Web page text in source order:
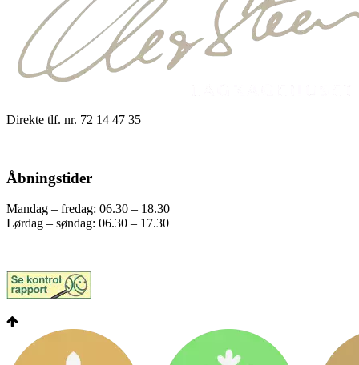
Direkte tlf. nr. 72 14 47 35
Åbningstider
Mandag – fredag: 06.30 – 18.30
Lørdag – søndag: 06.30 – 17.30